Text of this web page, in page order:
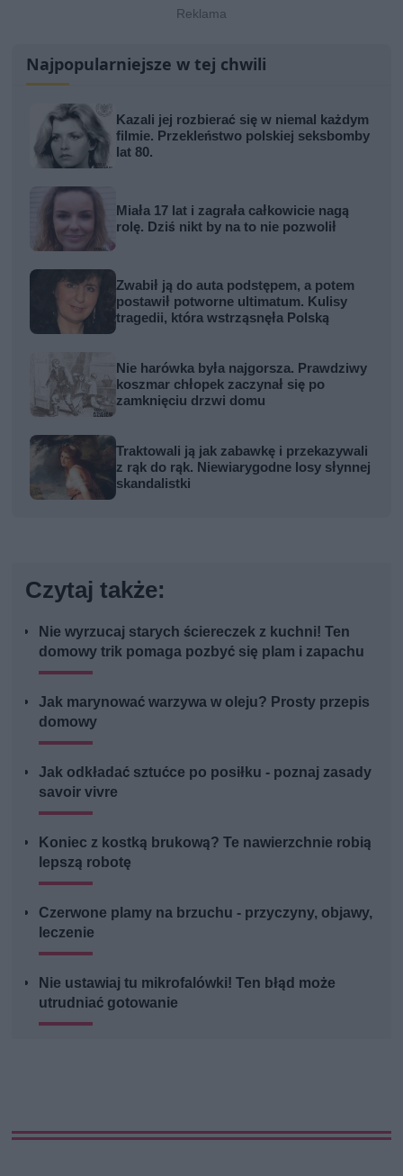
Najpopularniejsze w tej chwili
Kazali jej rozbierać się w niemal każdym
filmie. Przekleństwo polskiej seksbomby
lat 80.
Miała 17 lat i zagrała całkowicie nagą
rolę. Dziś nikt by na to nie pozwolił
Zwabił ją do auta podstępem, a potem
postawił potworne ultimatum. Kulisy
tragedii, która wstrząsnęła Polską
Nie harówka była najgorsza. Prawdziwy
koszmar chłopek zaczynał się po
zamknięciu drzwi domu
Traktowali ją jak zabawkę i przekazywali
z rąk do rąk. Niewiarygodne losy słynnej
skandalistki
Czytaj także:
Nie wyrzucaj starych ściereczek z kuchni! Ten
domowy trik pomaga pozbyć się plam i zapachu
Jak marynować warzywa w oleju? Prosty przepis
domowy
Jak odkładać sztućce po posiłku - poznaj zasady
savoir vivre
Koniec z kostką brukową? Te nawierzchnie robią
lepszą robotę
Czerwone plamy na brzuchu - przyczyny, objawy,
leczenie
Nie ustawiaj tu mikrofalówki! Ten błąd może
utrudniać gotowanie